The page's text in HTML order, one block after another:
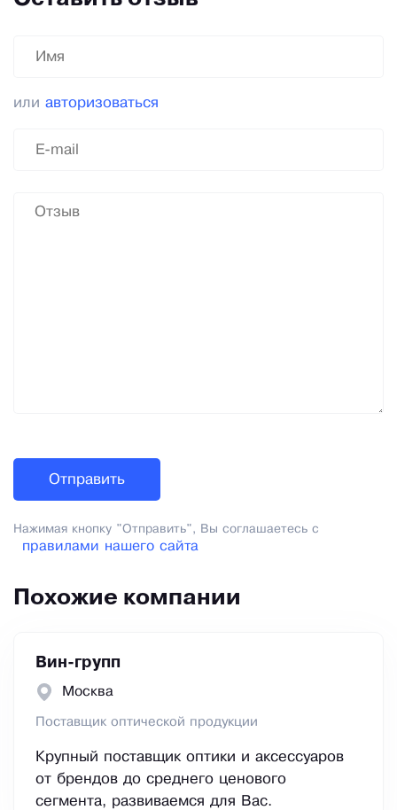
или авторизоваться
Нажимая кнопку "Отправить", Вы соглашаетесь с
правилами нашего сайта
Похожие компании
Вин-групп
Москва
Поставщик оптической продукции
Крупный поставщик оптики и аксессуаров
от брендов до среднего ценового
сегмента, развиваемся для Вас.